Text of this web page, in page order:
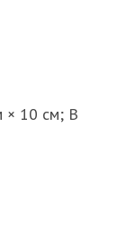
× 10 см; В